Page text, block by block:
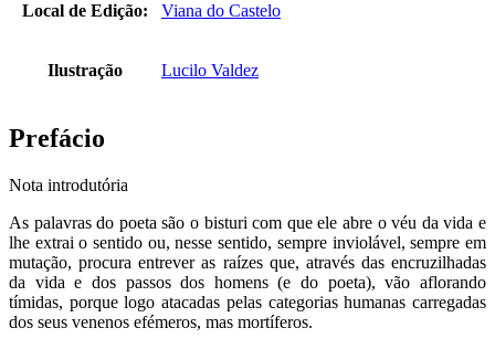
Local de Edição: Viana do Castelo
Ilustração Lucilo Valdez
Prefácio
Nota introdutória
As palavras do poeta são o bisturi com que ele abre o véu da vida e
lhe extrai o sentido ou, nesse sentido, sempre inviolável, sempre em
mutação, procura entrever as raízes que, através das encruzilhadas
da vida e dos passos dos homens (e do poeta), vão aflorando
tímidas, porque logo atacadas pelas categorias humanas carregadas
dos seus venenos efémeros, mas mortíferos.